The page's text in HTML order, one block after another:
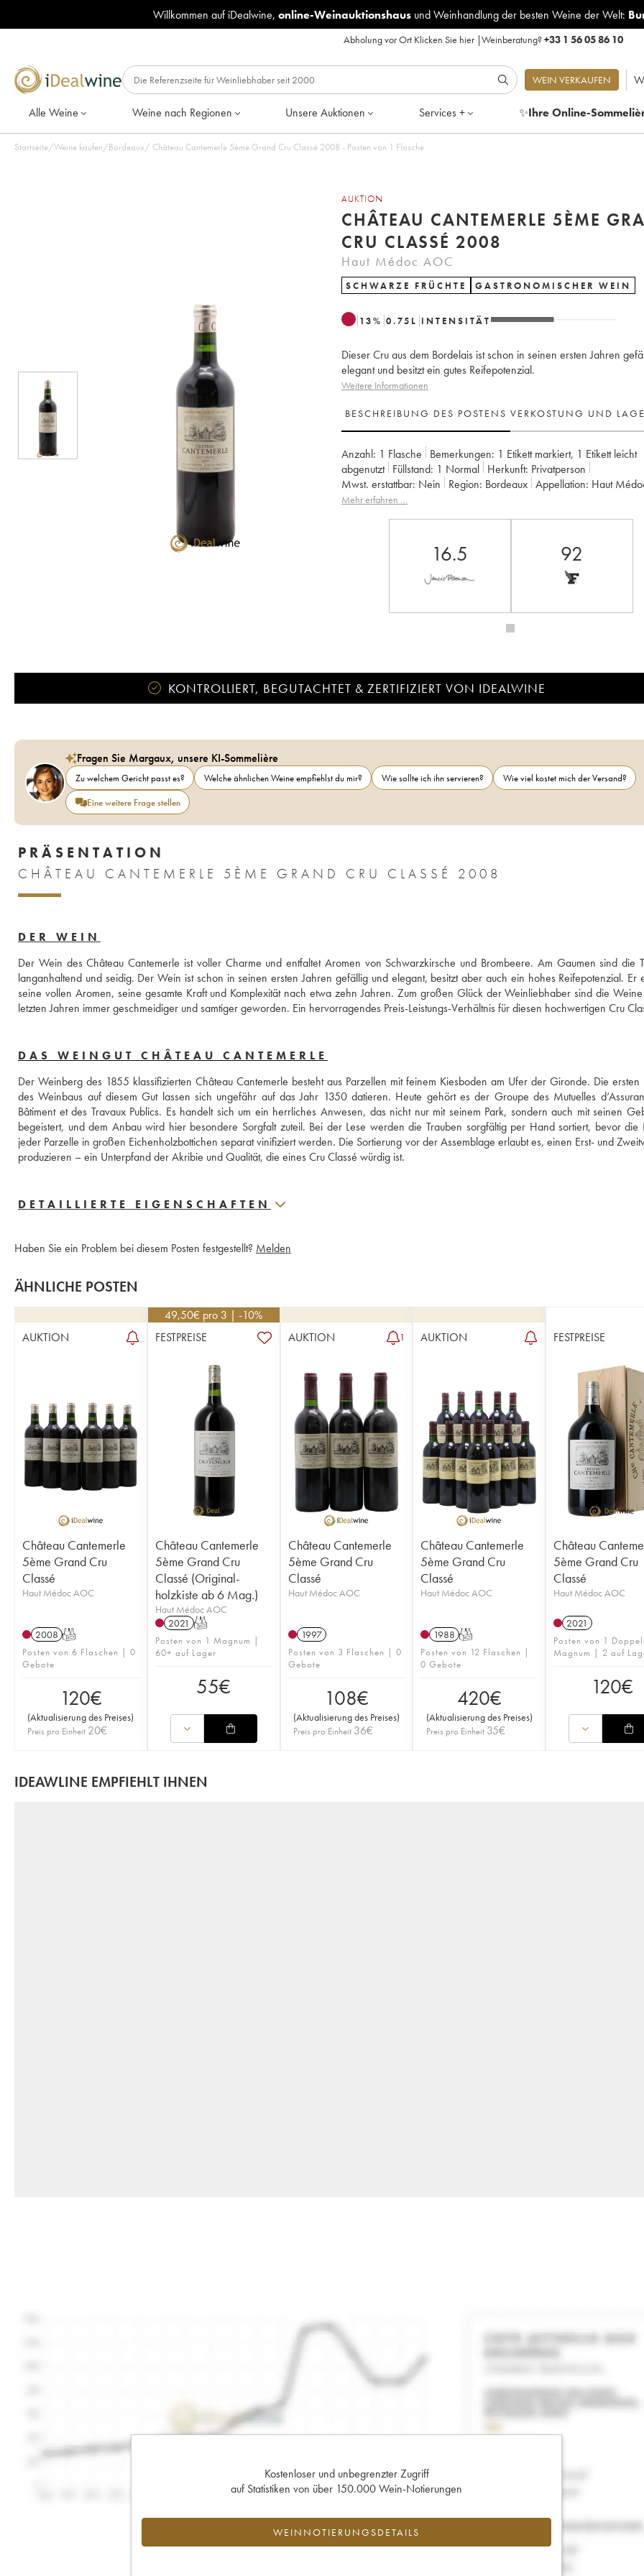
Willkommen auf iDealwine, online-Weinauktionshausund Weinhandlung der besten Weine der Welt:
Abholung vor Ort Klicken Sie hier|Weinberatung?+33 1 56 05 86 10
WEIN VERKAUFEN
Alle Weine Weine nach Regionen Unsere Auktionen Services + ✨Ihre Online-
Startseite/Weine kaufen/Bordeaux/ Château Cantemerle 5ème Grand Cru Classé 2008 - Posten von 1 Flasche
AUKTION
CHÂTEAU CANTEMERLE 5ÈME
CRU CLASSÉ 2008
Haut Médoc AOC
SCHWARZE FRÜCHTE GASTRONOMISCHER WEIN
13% 0.75 L INTENSITÄT
Dieser Cru aus dem Bordelais ist schon in seinen ersten Jahren
elegant und besitzt ein gutes Reifepotenzial.
Weitere Informationen
BESCHREIBUNG DES POSTENS VERKOSTUNG UND
Anzahl: 1 Flasche Bemerkungen: 1 Etikett markiert, 1 Etikett leicht
abgenutzt Füllstand: 1 Normal Herkunft:
privatperson
Mwst. erstattbar:
nein Region: Bordeaux Appellation:
Haut
Klassifizierung:
Mehr erfahren …
16.5 92
KONTROLLIERT, BEGUTACHTET & ZERTIFIZIERT VON IDEALWINE
Fragen Sie Margaux, unsere KI-Sommelière
Zu welchem Gericht passt es? Welche ähnlichen Weine empfiehlst du mir? Wie sollte ich ihn servieren?
Wie viel kostet mich der Versand?
Eine weitere Frage stellen
PRÄSENTATION
CHÂTEAU CANTEMERLE 5ÈME GRAND CRU CLASSÉ 2008
DER WEIN
Der Wein des Château Cantemerle ist voller Charme und entfaltet Aromen von Schwarzkirsche und Brombeere. Am Gaumen sind die
langanhaltend und seidig. Der Wein ist schon in seinen ersten Jahren gefällig und elegant, besitzt aber auch ein hohes Reifepotenzial. Er
seine vollen Aromen, seine gesamte Kraft und Komplexität nach etwa zehn Jahren. Zum großen Glück der Weinliebhaber sind die
letzten Jahren immer geschmeidiger und samtiger geworden. Ein hervorragendes Preis-Leistungs-Verhältnis für diesen hochwertigen Cru
DAS WEINGUT CHÂTEAU CANTEMERLE
Der Weinberg des 1855 klassifizierten Château Cantemerle besteht aus Parzellen mit feinem Kiesboden am Ufer der Gironde. Die ersten
des Weinbaus auf diesem Gut lassen sich ungefähr auf das Jahr 1350 datieren. Heute gehört es der Groupe des Mutuelles
Bâtiment et des Travaux Publics. Es handelt sich um ein herrliches Anwesen, das nicht nur mit seinem Park, sondern auch mit seinen
begeistert, und dem Anbau wird hier besondere Sorgfalt zuteil. Bei der Lese werden die Trauben sorgfältig per Hand sortiert, bevor die
jeder Parzelle in großen Eichenholzbottichen separat vinifiziert werden. Die Sortierung vor der Assemblage erlaubt es, einen Erst- und
produzieren – ein Unterpfand der Akribie und Qualität, die eines Cru Classé würdig ist.
DETAILLIERTE EIGENSCHAFTEN
Haben Sie ein Problem bei diesem Posten festgestellt? Melden
ÄHNLICHE POSTEN
AUKTION
Château Cantemerle
5ème Grand Cru
Classé
Haut Médoc AOC
2008 T
Posten von 6 Flaschen | 0
Gebote
120€
(Aktualisierung des Preises)
Preis pro Einheit 20€
49,50€ pro 3 | -10%
FESTPREISE
Château Cantemerle
5ème Grand Cru
Classé (Original-
holzkiste ab 6 Mag.)
Haut Médoc AOC
2021 T
Posten von 1 Magnum |
60+ auf Lager
55€
AUKTION 1
Château Cantemerle
5ème Grand Cru
Classé
Haut Médoc AOC
1997
Posten von 3 Flaschen | 0
Gebote
108€
(Aktualisierung des Preises)
Preis pro Einheit 36€
AUKTION
Château Cantemerle
5ème Grand Cru
Classé
Haut Médoc AOC
1988 T
Posten von 12 Flaschen |
0 Gebote
420€
(Aktualisierung des Preises)
Preis pro Einheit 35€
FESTPREISE
Château
5ème Grand Cru
Classé
Haut Médoc AOC
2021
Posten von 1
Magnum | 2 auf
120€
IDEAWLINE EMPFIEHLT IHNEN
Kostenloser und unbegrenzter Zugriff
auf Statistiken von über 150.000 Wein-Notierungen
WEINNOTIERUNGSDETAILS